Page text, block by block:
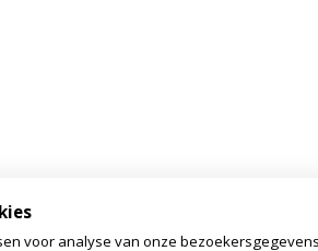
voor analyse van onze